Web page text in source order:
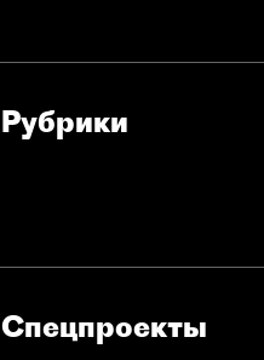
Рубрики
Спец­проекты